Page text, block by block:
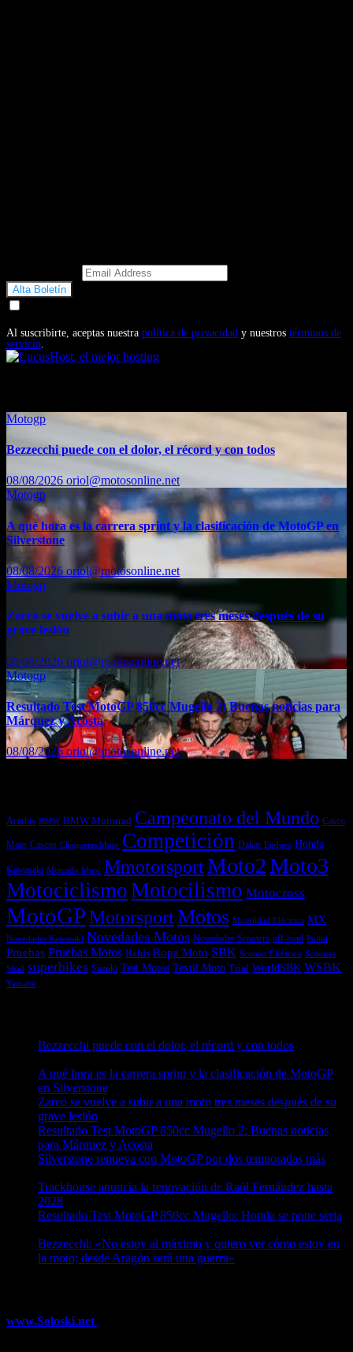
Al suscribirte, aceptas nuestra política de privacidad y nuestros términos de
servicio.
Motogp
Bezzecchi puede con el dolor, el récord y con todos
08/08/2026 oriol@motosonline.net
Motogp
A qué hora es la carrera sprint y la clasificación de MotoGP en
Silverstone
08/08/2026 oriol@motosonline.net
Motogp
Zarco se vuelve a subir a una moto tres meses después de su
grave lesión
08/08/2026 oriol@motosonline.net
Motogp
Resultado Test MotoGP 850cc Mugello 2: Buenas noticias para
Márquez y Acosta
08/08/2026oriol@motosonline.net
Acerbis BMW BMW Motorrad Campeonato del Mundo Casco
Moto Cascos Chaquetas Moto Competición Dakar Enduro Honda
Kawasaki Mercado Moto MmotorsportMoto2Moto3
MotociclismoMotocilismo Motocross
MotoGPMotorsportMotos Movilidad Eléctrica MX
Novedades Kawasaki Novedades Motos Novedades Scooters off-road Polini
Pruebas Pruebas Motos Raids Ropa Moto SBK Scooter Eléctrico Scooters
Shad superbikes Suzuki Test Motos Textil Moto Trial WorldSBK WSBK
Yamaha
Bezzecchi puede con el dolor, el récord y con todos
A qué hora es la carrera sprint y la clasificación de MotoGP
en Silverstone
Zarco se vuelve a subir a una moto tres meses después de su
grave lesión
Resultado Test MotoGP 850cc Mugello 2: Buenas noticias
para Márquez y Acosta
Silverstone renueva con MotoGP por dos temporadas más
Trackhouse anuncia la renovación de Raúl Fernández hasta
2028
Resultado Test MotoGP 850cc Mugello: Honda se pone seria
Bezzecchi: «No estoy al máximo y quiero ver cómo estoy en
la moto; desde Aragón será una guerra»
www.Soloski.net